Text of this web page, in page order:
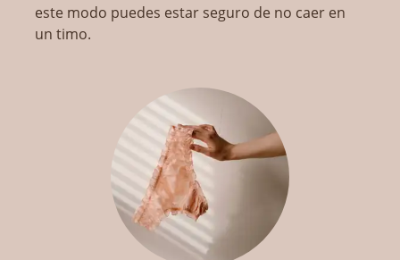
este modo puedes estar seguro de no caer en
un timo.